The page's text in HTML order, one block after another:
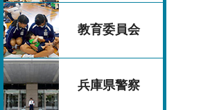
教育委員会
兵庫県警察